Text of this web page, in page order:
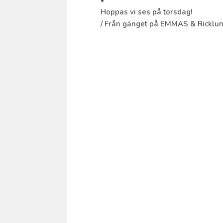
Hoppas vi ses på torsdag!
/ Från gänget på EMMAS &